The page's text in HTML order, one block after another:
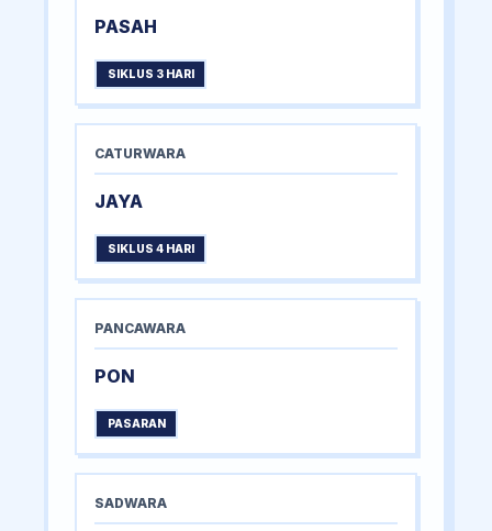
PASAH
SIKLUS 3 HARI
CATURWARA
JAYA
SIKLUS 4 HARI
PANCAWARA
PON
PASARAN
SADWARA